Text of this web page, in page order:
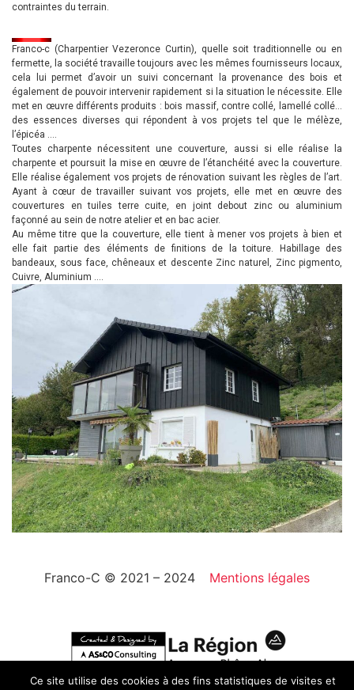
contraintes du terrain.
Franco-c (Charpentier Vezeronce Curtin), quelle soit traditionnelle ou en
fermette, la société travaille toujours avec les mêmes fournisseurs locaux,
cela lui permet d’avoir un suivi concernant la provenance des bois et
également de pouvoir intervenir rapidement si la situation le nécessite. Elle
met en œuvre différents produits : bois massif, contre collé, lamellé collé…
des essences diverses qui répondent à vos projets tel que le mélèze,
l’épicéa ….
Toutes charpente nécessitent une couverture, aussi si elle réalise la
charpente et poursuit la mise en œuvre de l’étanchéité avec la couverture.
Elle réalise également vos projets de rénovation suivant les règles de l’art.
Ayant à cœur de travailler suivant vos projets, elle met en œuvre des
couvertures en tuiles terre cuite, en joint debout zinc ou aluminium
façonné au sein de notre atelier et en bac acier.
Au même titre que la couverture, elle tient à mener vos projets à bien et
elle fait partie des éléments de finitions de la toiture. Habillage des
bandeaux, sous face, chêneaux et descente Zinc naturel, Zinc pigmento,
Cuivre, Aluminium ….
Franco-C © 2021 – 2024 Mentions légales
Ce site utilise des cookies à des fins statistiques de visites et